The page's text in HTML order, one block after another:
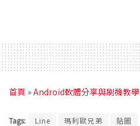
首頁 »Android軟體分享與刷機教學
Tags: Line 瑪利歐兄弟 貼圖